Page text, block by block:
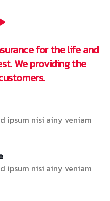
for the life and
We providing the
ipsum nisi ainy veniam
ipsum nisi ainy veniam